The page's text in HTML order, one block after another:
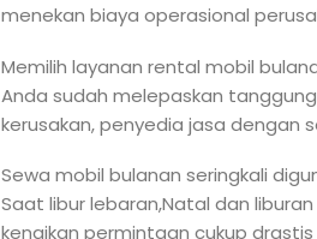
menekan biaya operasional
Memilih layanan rental mobil
Anda sudah melepaskan
kerusakan, penyedia jasa dengan
Sewa mobil bulanan seringkali
Saat libur lebaran,Natal dan
kenaikan permintaan cukup drastis